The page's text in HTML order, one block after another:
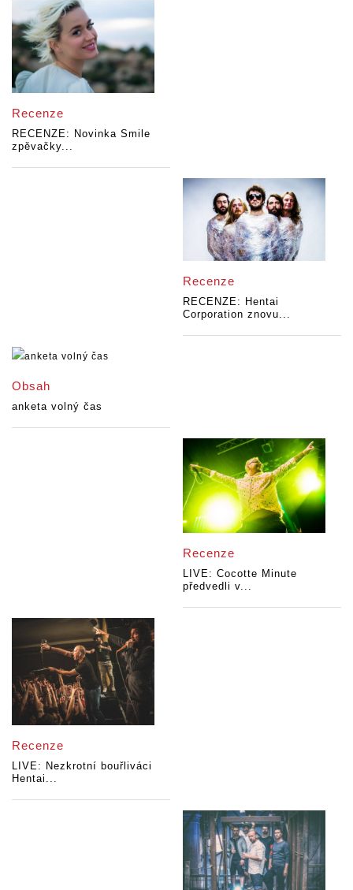
Recenze
RECENZE: Novinka Smile
zpěvačky...
Recenze
RECENZE: Hentai
Corporation znovu...
Obsah
anketa volný čas
Recenze
LIVE: Cocotte Minute
předvedli v...
Recenze
LIVE: Nezkrotní bouřliváci
Hentai...